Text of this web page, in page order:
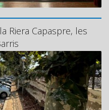
Riera Capaspre, les